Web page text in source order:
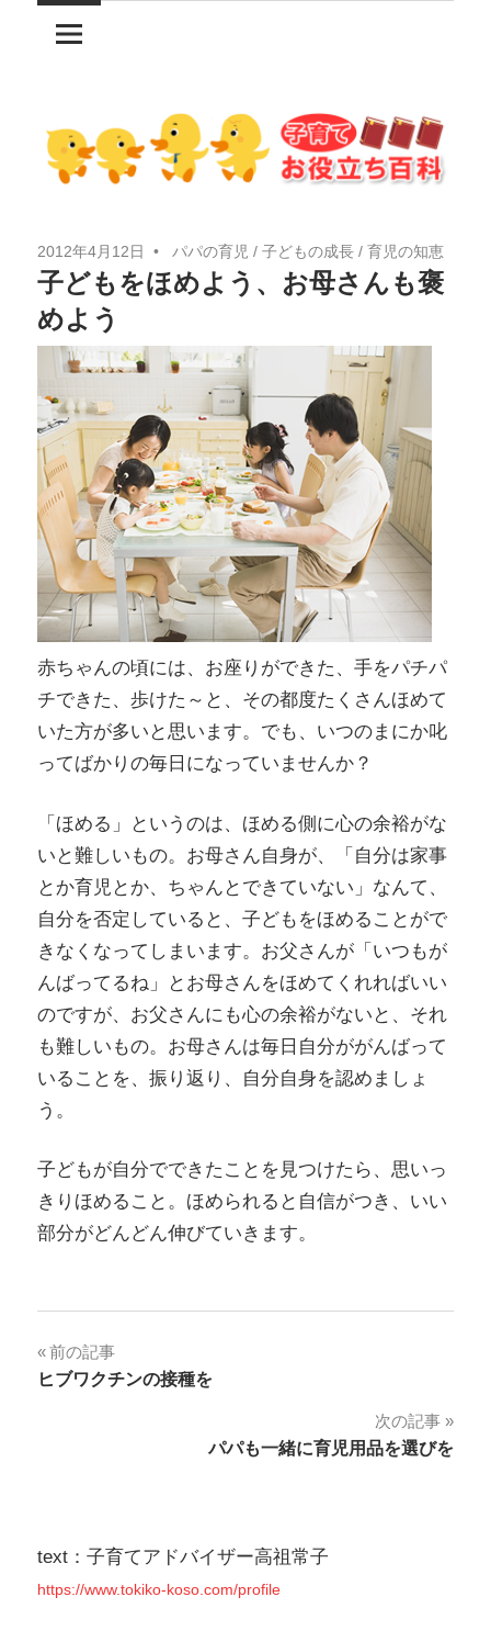
ツ
へ
ッ
プ
2012年4月12日 パパの育児 / 子どもの成長 / 育児の知恵
子どもをほめよう、お母さんも褒
めよう
赤ちゃんの頃には、お座りができた、手をパチパ
チできた、歩けた～と、その都度たくさんほめて
いた方が多いと思います。でも、いつのまにか叱
ってばかりの毎日になっていませんか？
「ほめる」というのは、ほめる側に心の余裕がな
いと難しいもの。お母さん自身が、「自分は家事
とか育児とか、ちゃんとできていない」なんて、
自分を否定していると、子どもをほめることがで
きなくなってしまいます。お父さんが「いつもが
んばってるね」とお母さんをほめてくれればいい
のですが、お父さんにも心の余裕がないと、それ
も難しいもの。お母さんは毎日自分ががんばって
いることを、振り返り、自分自身を認めましょ
う。
子どもが自分でできたことを見つけたら、思いっ
きりほめること。ほめられると自信がつき、いい
部分がどんどん伸びていきます。
投
ー
前の記事
ヒブワクチンの接種を
次の記事
パパも一緒に育児用品を選びを
text：子育てアドバイザー高祖常子
https://www.tokiko-koso.com/profile